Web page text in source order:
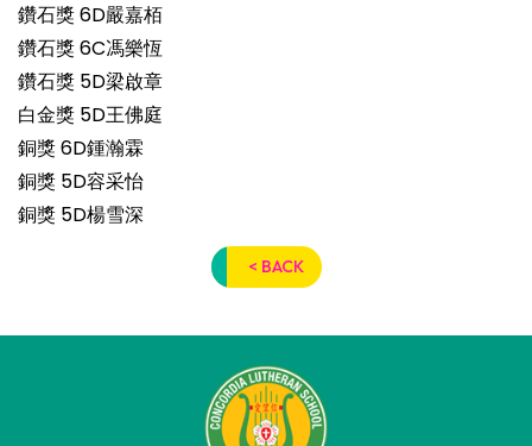
鑽石獎 6D嚴嘉栢
鑽石獎 6C馮樂恆
鑽石獎 5D梁啟章
白金獎 5D王佛庭
銅獎 6D鍾瀚霖
銅獎 5D容采怡
銅獎 5D楊雪深
< BACK